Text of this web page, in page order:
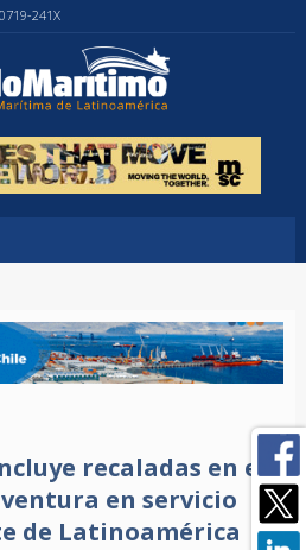
241X
recaladas en el
en servicio
de Latinoamérica